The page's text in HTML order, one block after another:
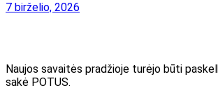
7 birželio, 2026
Naujos savaitės pradžioje turėjo būti
sakė POTUS.